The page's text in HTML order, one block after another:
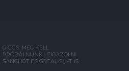
GIGGS: MEG KELL
PRÓBÁLNUNK LEIGAZOLNI
SANCHÓT ÉS GREALISH-T IS